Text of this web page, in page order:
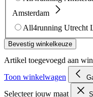
Amsterdam
All4running Utrecht
Bevestig winkelkeuze
Artikel toegevoegd aan
Toon winkelwagen
Selecteer jouw maat